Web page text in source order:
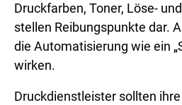
Druckfarben, Toner, Löse-
stellen Reibungspunkte dar.
die Automatisierung wie ein
wirken.
Druckdienstleister sollten